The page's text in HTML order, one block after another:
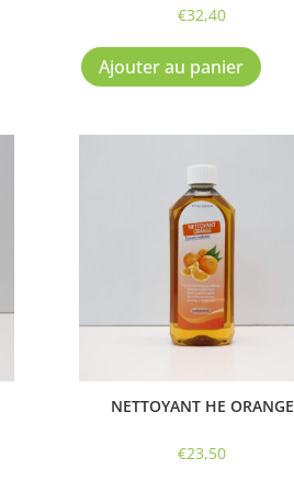
€32,40
Ajouter au panier
NETTOYANT HE ORANGE
€23,50